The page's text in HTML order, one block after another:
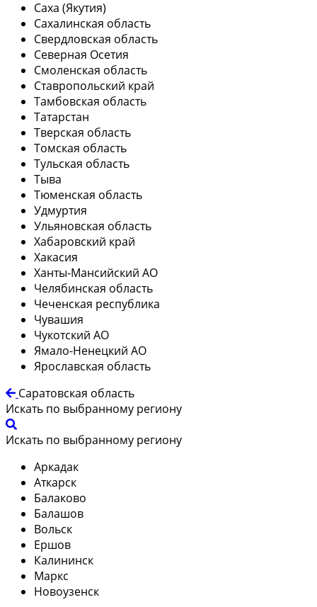
Саха (Якутия)
Сахалинская область
Свердловская область
Северная Осетия
Смоленская область
Ставропольский край
Тамбовская область
Татарстан
Тверская область
Томская область
Тульская область
Тыва
Тюменская область
Удмуртия
Ульяновская область
Хабаровский край
Хакасия
Ханты-Мансийский АО
Челябинская область
Чеченская республика
Чувашия
Чукотский АО
Ямало-Ненецкий АО
Ярославская область
Саратовская область
Искать по выбранному региону
Искать по выбранному региону
Аркадак
Аткарск
Балаково
Балашов
Вольск
Ершов
Калининск
Маркс
Новоузенск